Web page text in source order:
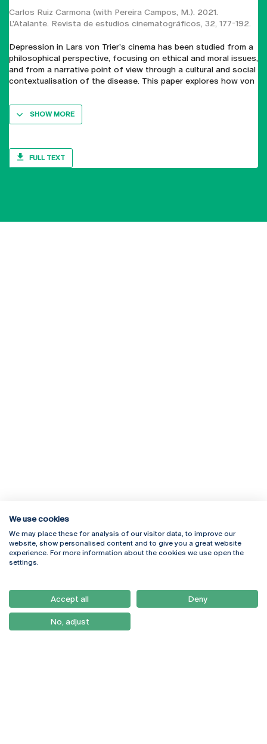
Carlos Ruiz Carmona (with Pereira Campos, M.). 2021.
L'Atalante. Revista de estudios cinematográficos, 32, 177-192.
Depression in Lars von Trier’s cinema has been studied from a
philosophical perspective, focusing on ethical and moral issues,
and from a narrative point of view through a cultural and social
contextualisation of the disease. This paper explores how von
SHOW MORE
FULL TEXT
Rua Diogo Botelho 1327
4169-005 Porto
+351 226 196 240
Campus Online
Webmail
Como Chegar
Newsletter
We use cookies
We may place these for analysis of our visitor data, to improve our
website, show personalised content and to give you a great website
experience. For more information about the cookies we use open the
settings.
Accept all Deny
No, adjust